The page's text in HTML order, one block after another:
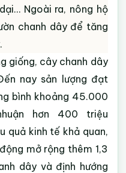
Ngoài ra, nông hộ
chanh dây để tăng
giống, cây chanh dây
nay sản lượng đạt
bình khoảng 45.000
hơn 400 triệu
quả kinh tế khả quan,
mở rộng thêm 1,3
dây và định hướng